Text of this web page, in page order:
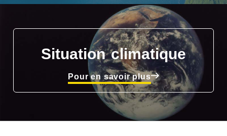
Situation climatique
Pour en savoir plus